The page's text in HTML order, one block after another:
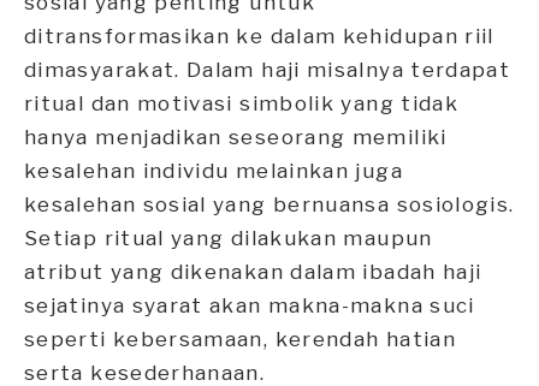
ditransformasikan ke dalam kehidupan riil
dimasyarakat. Dalam haji misalnya terdapat
ritual dan motivasi simbolik yang tidak
hanya menjadikan seseorang memiliki
kesalehan individu melainkan juga
kesalehan sosial yang bernuansa sosiologis.
Setiap ritual yang dilakukan maupun
atribut yang dikenakan dalam ibadah haji
sejatinya syarat akan makna-makna suci
seperti kebersamaan, kerendah hatian
serta kesederhanaan.